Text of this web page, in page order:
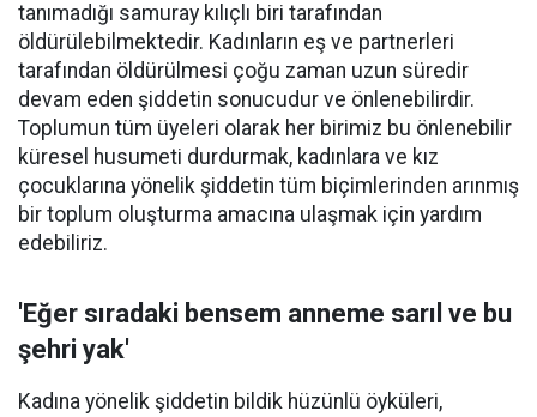
tanımadığı samuray kılıçlı biri tarafından
öldürülebilmektedir. Kadınların eş ve partnerleri
tarafından öldürülmesi çoğu zaman uzun süredir
devam eden şiddetin sonucudur ve önlenebilirdir.
Toplumun tüm üyeleri olarak her birimiz bu önlenebilir
küresel husumeti durdurmak, kadınlara ve kız
çocuklarına yönelik şiddetin tüm biçimlerinden arınmış
bir toplum oluşturma amacına ulaşmak için yardım
edebiliriz.
'Eğer sıradaki bensem anneme sarıl ve bu
şehri yak'
Kadına yönelik şiddetin bildik hüzünlü öyküleri,